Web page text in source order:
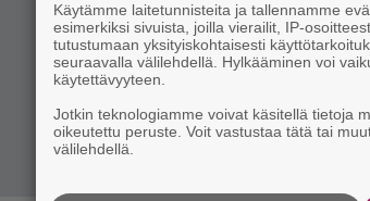
Käytämme laitetunnisteita ja tallennamme
esimerkiksi sivuista, joilla vierailit, IP-
tutustumaan yksityiskohtaisesti
seuraavalla välilehdellä. Hylkääminen voi
käytettävyyteen.
Jotkin teknologiamme voivat käsitellä tietoja
oikeutettu peruste. Voit vastustaa tätä tai
välilehdellä.